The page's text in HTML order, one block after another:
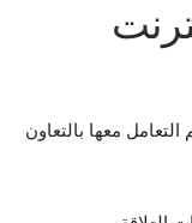
معها بالتعاون